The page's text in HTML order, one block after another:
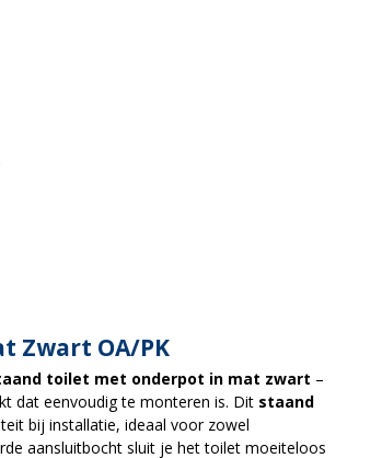
Zwart OA/PK
toilet met onderpot in mat zwart –
dat eenvoudig te monteren is. Dit staand
bij installatie, ideaal voor zowel
aansluitbocht sluit je het toilet moeiteloos